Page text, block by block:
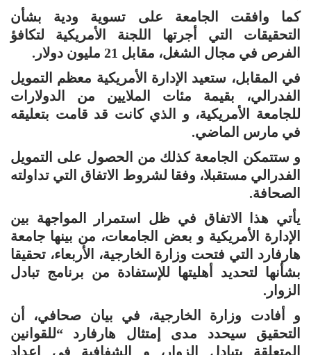
كما وافقت الجامعة على تسوية ودية بشأن
التحقيقات التي أجرتها اللجنة الأمريكية لتكافؤ
الفرص في مجال الشغل، مقابل 21 مليون دولار.
في المقابل، ستعيد الإدارة الأمريكية معظم التمويل
الفدرالي، بقيمة مئات الملايين من الدولارات
للجامعة الأمريكية، و الذي كانت قد قامت بتعليقه
في مارس الماضي.
و ستتمكن الجامعة كذلك من الحصول على التمويل
الفدرالي مستقبلا، وفقا لشروط الاتفاق التي تداولته
الصحافة.
يأتي هذا الاتفاق في ظل استمرار المواجهة بين
الإدارة الأمريكية و بعض الجامعات، من بينها جامعة
هارفارد التي فتحت وزارة الخارجية، الأربعاء، تحقيقا
بشأنها لتحديد أهليتها للإستفادة من برنامج تبادل
الزوار.
و أفادت وزارة الخارجية، في بيان صحافي، أن
التحقيق سيحدد مدى إمتثال هارفارد “للقوانين
المتعلقة بتبادل الزوار، و الشفافية في إعداد